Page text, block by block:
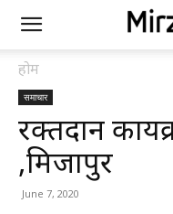
होम
समाचार
रक्तदान
,मिर्जापुर
June 7, 2020